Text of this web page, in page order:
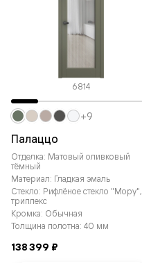
6814
Палаццо
Отделка: Матовый оливковый
тёмный
Материал: Гладкая эмаль
Стекло: Рифлёное стекло "Мору",
триплекс
Кромка: Обычная
Толщина полотна: 40 мм
138 399 ₽
+9